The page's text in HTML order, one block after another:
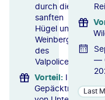
durch die
sanften
Hügel und
Weinberge
des
Valpolicella
Vorteil: Inkl.
Gepäcktransfer
—
Last